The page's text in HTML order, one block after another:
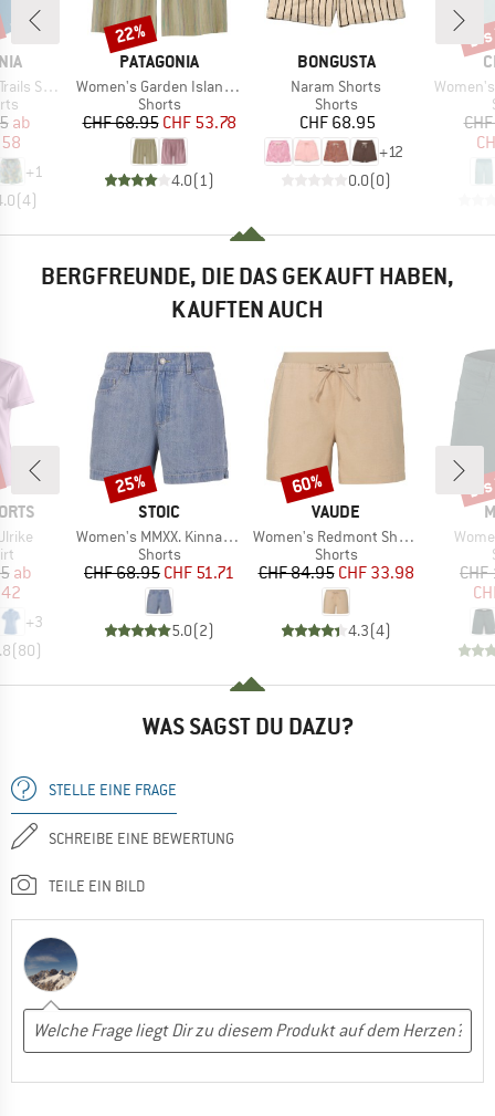
5,5''
Preis
ab
+1
(4)
MARKE
PATAGONIA
Artikel
Women's Garden Island Long Shorts 6''
Produktgruppe
Shorts
Preis
CHF 68.95reduzierter Preis
CHF 53.78
4.0(1 )
Rabatt
22%
MARKE
BONGUSTA
Artikel
Naram Shorts
Produktgruppe
Shorts
Preis
CHF 68.95
+12
0.0(0)
Artikel
BERGFREUNDE, DIE DAS GEKAUFT HABEN,
KAUFTEN AUCH
Preis
ab
+3
(80)
MARKE
STOIC
Artikel
Women's MMXX. Kinna Jeans Shorts
Produktgruppe
Shorts
Preis
CHF 68.95reduzierter Preis
CHF 51.71
5.0(2)
Rabatt
25%
MARKE
VAUDE
Artikel
Women's Redmont Shorts III
Produktgruppe
Shorts
Preis
CHF 84.95reduzierter Preis
CHF 33.98
4.3(4)
Rabatt
60%
Artikel
WAS SAGST DU DAZU?
STELLE EINE FRAGE
SCHREIBE EINE BEWERTUNG
TEILE EIN BILD